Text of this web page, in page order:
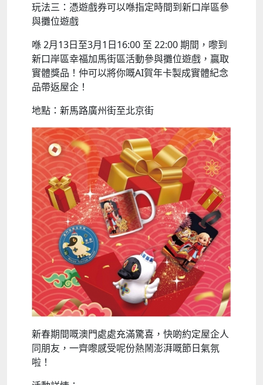
玩法三：憑遊戲券可以喺指定時間到新口岸區參
與攤位遊戲
喺 2月13日至3月1日16:00 至 22:00 期間，嚟到
新口岸區幸福加馬街區活動參與攤位遊戲，贏取
實體獎品！仲可以將你嘅AI賀年卡製成實體紀念
品帶返屋企！
地點：新馬路廣州街至北京街
新春期間嘅澳門處處充滿驚喜，快啲約定屋企人
同朋友，一齊嚟感受呢份熱鬧澎湃嘅節日氣氛
啦！